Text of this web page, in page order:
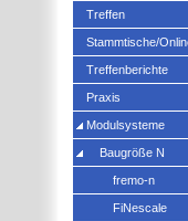
Treffen
Stammtische/
Treffenberichte
Praxis
Modulsysteme
Baugröße N
fremo-n
FiNescale